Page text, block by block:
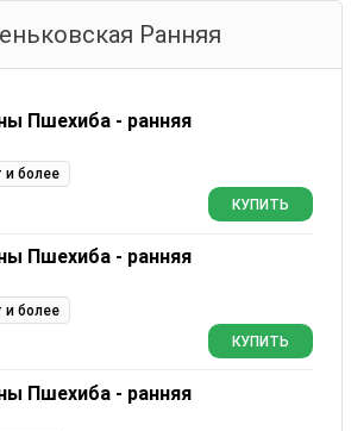
Ранняя
Пшехиба - ранняя
и более
КУПИТЬ
Пшехиба - ранняя
и более
КУПИТЬ
Пшехиба - ранняя